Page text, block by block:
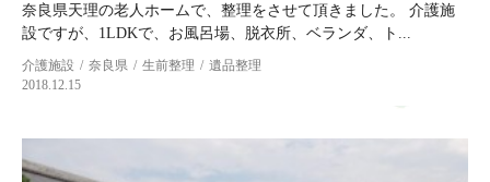
奈良県天理の老人ホームで、整理をさせて頂きました。 介護施
設ですが、1LDKで、お風呂場、脱衣所、ベランダ、ト...
介護施設 奈良県 生前整理
遺品整理
2018.12.15